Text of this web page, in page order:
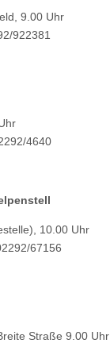
9.00 Uhr
922381
4640
10.00 Uhr
67156
Straße 9.00 Uhr